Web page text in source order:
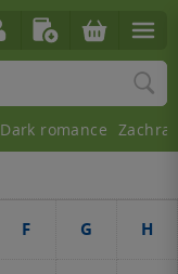
F G H
Dark romance